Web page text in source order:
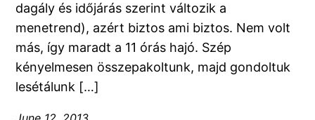
dagály és időjárás szerint változik a
menetrend), azért biztos ami biztos. Nem volt
más, így maradt a 11 órás hajó. Szép
kényelmesen összepakoltunk, majd gondoltuk
lesétálunk […]